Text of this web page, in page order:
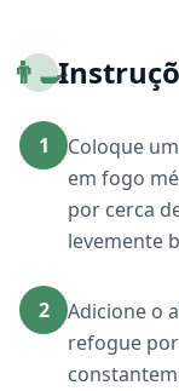
👨‍🍳
1
Coloque
em fogo
por cerca
levemente
2
Adicione o
refogue